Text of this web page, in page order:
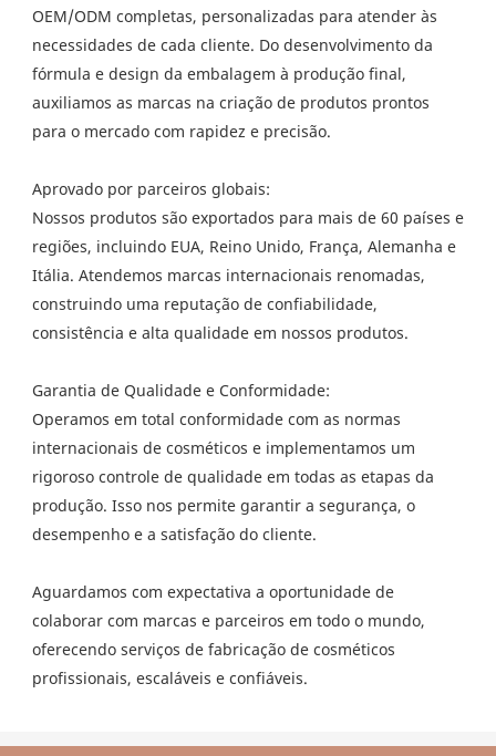
OEM/ODM completas, personalizadas para atender às
necessidades de cada cliente. Do desenvolvimento da
fórmula e design da embalagem à produção final,
auxiliamos as marcas na criação de produtos prontos
para o mercado com rapidez e precisão.
Aprovado por parceiros globais:
Nossos produtos são exportados para mais de 60 países e
regiões, incluindo EUA, Reino Unido, França, Alemanha e
Itália. Atendemos marcas internacionais renomadas,
construindo uma reputação de confiabilidade,
consistência e alta qualidade em nossos produtos.
Garantia de Qualidade e Conformidade:
Operamos em total conformidade com as normas
internacionais de cosméticos e implementamos um
rigoroso controle de qualidade em todas as etapas da
produção. Isso nos permite garantir a segurança, o
desempenho e a satisfação do cliente.
Aguardamos com expectativa a oportunidade de
colaborar com marcas e parceiros em todo o mundo,
oferecendo serviços de fabricação de cosméticos
profissionais, escaláveis ​​e confiáveis.